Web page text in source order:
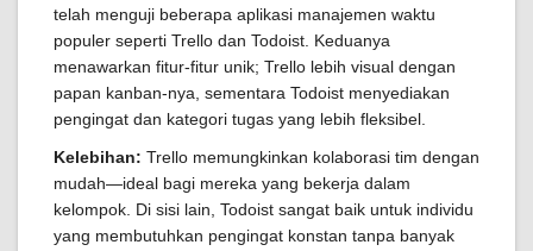
telah menguji beberapa aplikasi manajemen waktu
populer seperti Trello dan Todoist. Keduanya
menawarkan fitur-fitur unik; Trello lebih visual dengan
papan kanban-nya, sementara Todoist menyediakan
pengingat dan kategori tugas yang lebih fleksibel.
Kelebihan: Trello memungkinkan kolaborasi tim dengan
mudah—ideal bagi mereka yang bekerja dalam
kelompok. Di sisi lain, Todoist sangat baik untuk individu
yang membutuhkan pengingat konstan tanpa banyak